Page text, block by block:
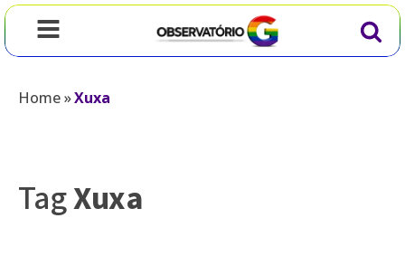
Home»Xuxa
TagXuxa